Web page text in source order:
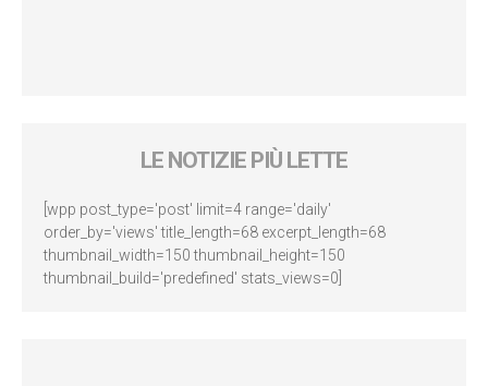
LE NOTIZIE PIÙ LETTE
[wpp post_type='post' limit=4 range='daily'
order_by='views' title_length=68 excerpt_length=68
thumbnail_width=150 thumbnail_height=150
thumbnail_build='predefined' stats_views=0]